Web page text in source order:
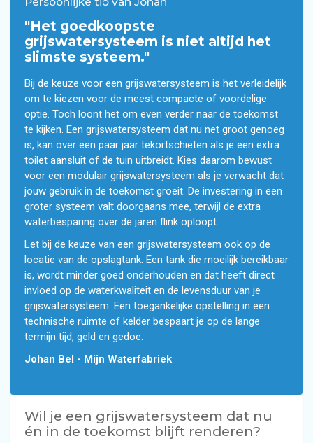
"Het goedkoopste
grijswatersysteem is niet altijd het
slimste systeem."
Bij de keuze voor een grijswatersysteem is het verleidelijk
om te kiezen voor de meest compacte of voordelige
optie. Toch loont het om even verder naar de toekomst
te kijken. Een grijswatersysteem dat nu net groot genoeg
is, kan over een paar jaar tekortschieten als je een extra
toilet aansluit of de tuin uitbreidt. Kies daarom bewust
voor een modulair grijswatersysteem als je verwacht dat
jouw gebruik in de toekomst groeit. De investering in een
groter systeem valt doorgaans mee, terwijl de extra
waterbesparing over de jaren flink oploopt.
Let bij de keuze van een grijswatersysteem ook op de
locatie van de opslagtank. Een tank die moeilijk bereikbaar
is, wordt minder goed onderhouden en dat heeft direct
invloed op de waterkwaliteit en de levensduur van je
grijswatersysteem. Een toegankelijke opstelling in een
technische ruimte of kelder bespaart je op de lange
termijn tijd, geld en gedoe.
Johan Bel - Mijn Waterfabriek
Wil je een grijswatersysteem dat nu
én in de toekomst blijft renderen?